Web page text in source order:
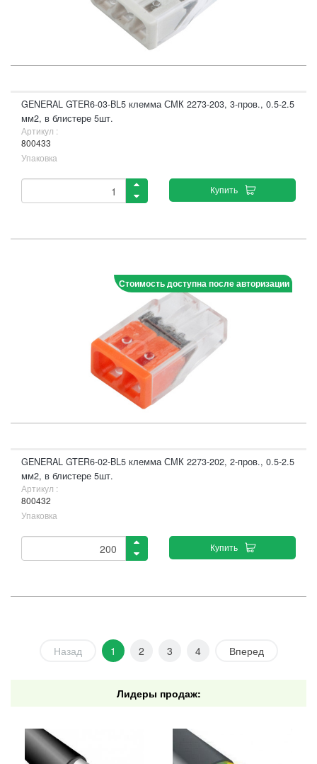
GENERAL GTER6-03-BL5 клемма СМК 2273-203, 3-пров., 0.5-2.5
мм2, в блистере 5шт.
Артикул :
800433
Упаковка
Купить
Стоимость доступна после авторизации
GENERAL GTER6-02-BL5 клемма СМК 2273-202, 2-пров., 0.5-2.5
мм2, в блистере 5шт.
Артикул :
800432
Упаковка
Купить
Назад 1 2 3 4 Вперед
Лидеры продаж: